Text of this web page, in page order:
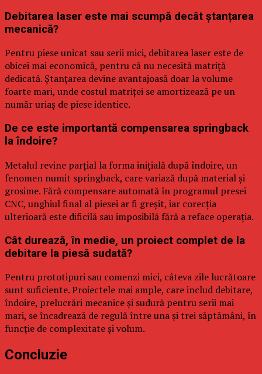
Debitarea laser este mai scumpă decât ștanțarea
mecanică?
Pentru piese unicat sau serii mici, debitarea laser este de
obicei mai economică, pentru că nu necesită matriță
dedicată. Ștanțarea devine avantajoasă doar la volume
foarte mari, unde costul matriței se amortizează pe un
număr uriaș de piese identice.
De ce este importantă compensarea springback
la îndoire?
Metalul revine parțial la forma inițială după îndoire, un
fenomen numit springback, care variază după material și
grosime. Fără compensare automată în programul presei
CNC, unghiul final al piesei ar fi greșit, iar corecția
ulterioară este dificilă sau imposibilă fără a reface operația.
Cât durează, în medie, un proiect complet de la
debitare la piesă sudată?
Pentru prototipuri sau comenzi mici, câteva zile lucrătoare
sunt suficiente. Proiectele mai ample, care includ debitare,
îndoire, prelucrări mecanice și sudură pentru serii mai
mari, se încadrează de regulă între una și trei săptămâni, în
funcție de complexitate și volum.
Concluzie